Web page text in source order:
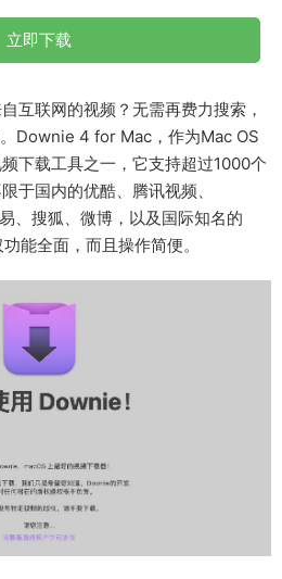
立即下载
互联网的视频？无需再费力搜索，
Downie 4 for Mac，作为Mac OS
下载工具之一，它支持超过1000个
于国内的优酷、腾讯视频、
、搜狐、微博，以及国际知名的
能全面，而且操作简便。